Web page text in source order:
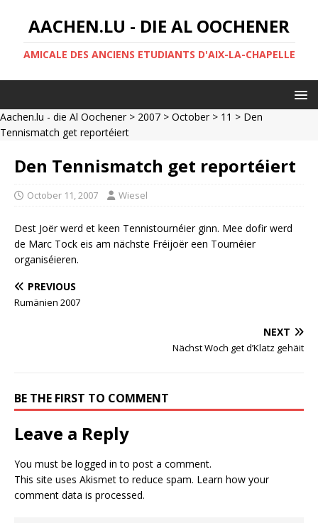
AACHEN.LU - DIE AL OOCHENER
AMICALE DES ANCIENS ETUDIANTS D'AIX-LA-CHAPELLE
Aachen.lu - die Al Oochener> 2007 > October> 11 > Den
Tennismatch get reportéiert
Den Tennismatch get reportéiert
October 11, 2007 Wiesel
Dest Joër werd et keen Tennistournéier ginn. Mee dofir werd
de Marc Tock eis am nächste Fréijoër een Tournéier
organiséieren.
PREVIOUS
Rumänien 2007
NEXT
Nächst Woch get d’Klatz gehäit
BE THE FIRST TO COMMENT
Leave a Reply
You must be logged in to post a comment.
This site uses Akismet to reduce spam. Learn how your
comment data is processed.